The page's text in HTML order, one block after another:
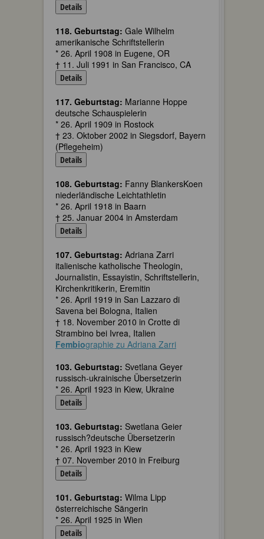
Details
118. Geburtstag: Gale Wilhelm
amerikanische Schriftstellerin
* 26. April 1908 in Eugene, OR
† 11. Juli 1991 in San Francisco, CA
Details
117. Geburtstag: Marianne Hoppe
deutsche Schauspielerin
* 26. April 1909 in Rostock
† 23. Oktober 2002 in Siegsdorf, Bayern
(Pflegeheim)
Details
108. Geburtstag: Fanny BlankersKoen
niederländische Leichtathletin
* 26. April 1918 in Baarn
† 25. Januar 2004 in Amsterdam
Details
107. Geburtstag: Adriana Zarri
italienische katholische Theologin,
Journalistin, Essayistin, Schriftstellerin,
Kirchenkritikerin, Eremitin
* 26. April 1919 in San Lazzaro di
Savena bei Bologna, Italien
† 18. November 2010 in Crotte di
Strambino bei Ivrea, Italien
Fembiographie zu Adriana Zarri
103. Geburtstag: Svetlana Geyer
russisch-ukrainische Übersetzerin
* 26. April 1923 in Kiew, Ukraine
Details
103. Geburtstag: Swetlana Geier
russisch?deutsche Übersetzerin
* 26. April 1923 in Kiew
† 07. November 2010 in Freiburg
Details
101. Geburtstag: Wilma Lipp
österreichische Sängerin
* 26. April 1925 in Wien
Details